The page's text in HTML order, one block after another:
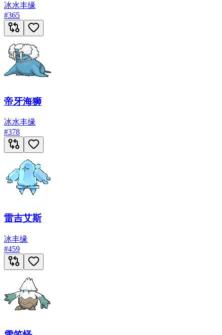
冰水丰缘
#365
帝牙海狮
冰水丰缘
#378
雷吉艾斯
冰丰缘
#459